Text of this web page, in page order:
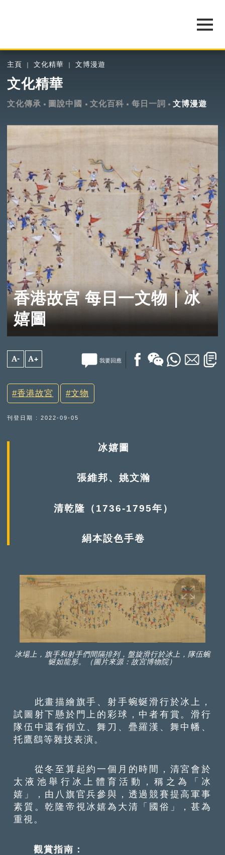
主頁 文化精華 文博漫遊
文化精華
文化傳承 圖說中國 文化百科 每日一詞 文博漫遊
香港故宮 每日一文物｜冰
嬉圖
A- A+ 我要回應
香港故宮 文物
刊登日期 : 2022-09-05
冰嬉圖
張維邦、姚文瀚
清乾隆（1736-1795年）
絹本設色手卷
冰場上，旗手和射手們間隔排列，盤旋滑行於冰上，隊伍蜿
蜒如龍形。（圖片來源：故宮博物院）
此畫描繪旗手、射手蜿蜒滑行於冰上，
試圖射下懸於門上的彩球，中者有賞。滑行
隊伍中還有倒立、舞刀、疊羅漢、舞中幡、
托鷹鷂等雜技表演。
從冬至算起約一個月的時間，清宮會於
太液池舉行冰上體育活動，稱之為「冰
嬉」，由八旗官兵參與，透過競賽提高軍事
素質。乾隆帝視冰嬉為大清「國俗」，甚為
重視。
觀賞指南：